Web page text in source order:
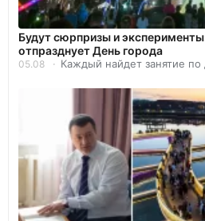
Будут сюрпризы и
отпразднует День города
05.08 Каждый найдет занятие по